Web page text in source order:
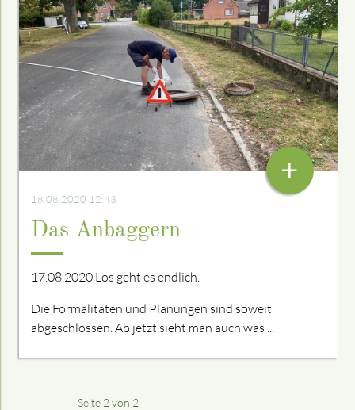
18.08.2020 12:43
Das Anbaggern
17.08.2020 Los geht es endlich.
Die Formalitäten und Planungen sind soweit
abgeschlossen. Ab jetzt sieht man auch was ...
+
Seite 2 von 2